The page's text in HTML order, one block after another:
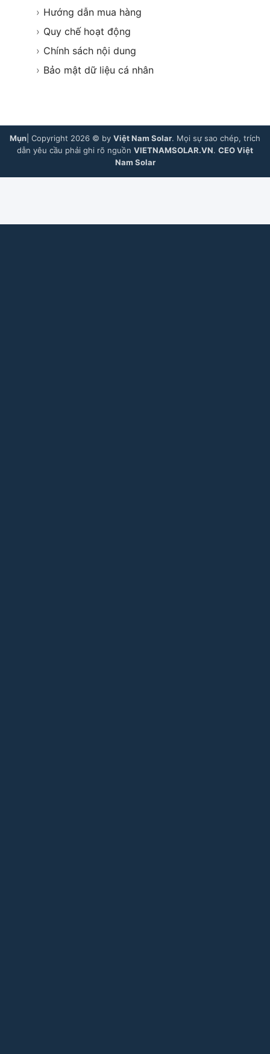
› Hướng dẫn mua hàng
› Quy chế hoạt động
› Chính sách nội dung
› Bảo mật dữ liệu cá nhân
Mụn | Copyright 2026 © by Việt Nam Solar. Mọi sự sao chép, trích
dẫn yêu cầu phải ghi rõ nguồn VIETNAMSOLAR.VN. CEO Việt
Nam Solar